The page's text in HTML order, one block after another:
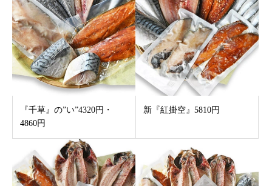
『千草』の”い”4320円・
4860円
新『紅掛空』5810円